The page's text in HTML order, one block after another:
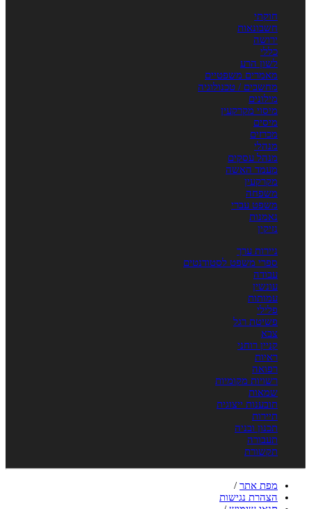
חוקתי
חשבונאות
ירושה
כללי
לשון הרע
מאמרים משפטיים
מחשבים / טכנולוגיה
מילונים
מיסוי מקרקעין
מיסים
מכרזים
מנהלי
מנהל עסקים
מעמד האשה
מקרקעין
משפחה
משפט עברי
נאמנות
נזיקין
ניירות ערך
ספרי משפט לסטודנטים
עבודה
עונשין
עמותות
פלילי
פשיטת רגל
צבא
קניין רוחני
ראיות
רפואה
רשויות מקומיות
שמאות
תובענות ייצוגית
תיירות
תכנון ובניה
תעבורה
תקשורת
מפת אתר /
הצהרת נגישות